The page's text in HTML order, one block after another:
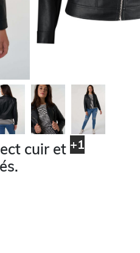
+1
cuir et